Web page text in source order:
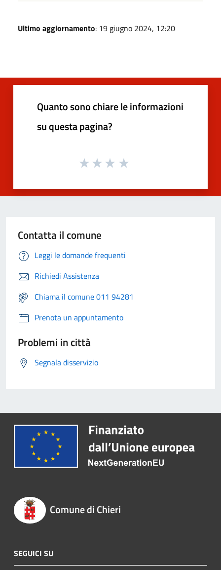
Ultimo aggiornamento: 19 giugno 2024, 12:20
Quanto sono chiare le informazioni
su questa pagina?
Contatta il comune
Leggi le domande frequenti
Richiedi Assistenza
Chiama il comune 011 94281
Prenota un appuntamento
Problemi in città
Segnala disservizio
Comune di Chieri
SEGUICI SU